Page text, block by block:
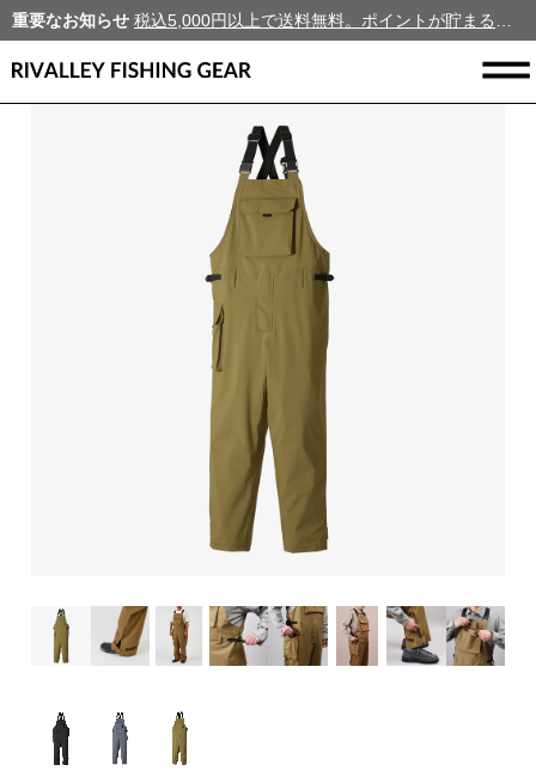
重要なお知らせ 税込5,000円以上で送料無料。ポイントが貯まる、新規会員募集中！